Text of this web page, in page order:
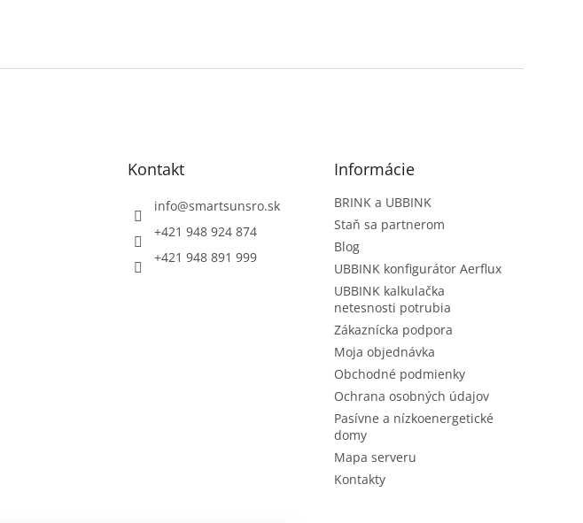
Kontakt
info@smartsunsro.sk
+421 948 924 874
+421 948 891 999
Informácie
BRINK a UBBINK
Staň sa partnerom
Blog
UBBINK konfigurátor Aerflux
UBBINK kalkulačka
netesnosti potrubia
Zákaznícka podpora
Moja objednávka
Obchodné podmienky
Ochrana osobných údajov
Pasívne a nízkoenergetické
domy
Mapa serveru
Kontakty